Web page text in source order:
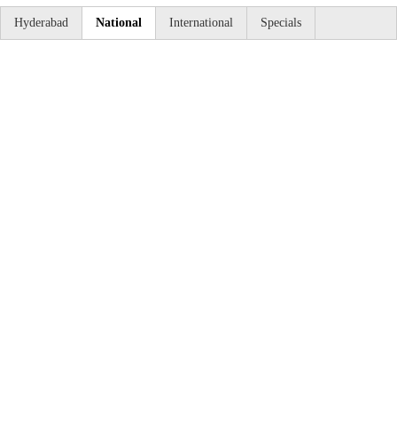
Hyderabad National International Specials